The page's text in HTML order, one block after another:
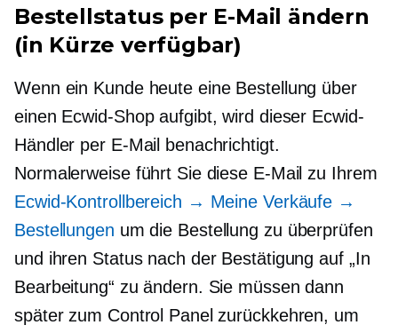
Bestellstatus per E-Mail ändern
(in Kürze verfügbar)
Wenn ein Kunde heute eine Bestellung über
einen Ecwid-Shop aufgibt, wird dieser Ecwid-
Händler per E-Mail benachrichtigt.
Normalerweise führt Sie diese E-Mail zu Ihrem
Ecwid-Kontrollbereich → Meine Verkäufe →
Bestellungen um die Bestellung zu überprüfen
und ihren Status nach der Bestätigung auf „In
Bearbeitung“ zu ändern. Sie müssen dann
später zum Control Panel zurückkehren, um